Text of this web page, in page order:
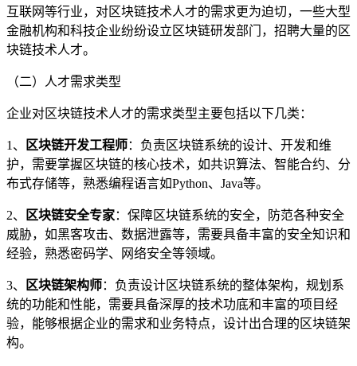
互联网等行业，对区块链技术人才的需求更为迫切，一些大型
金融机构和科技企业纷纷设立区块链研发部门，招聘大量的区
块链技术人才。
（二）人才需求类型
企业对区块链技术人才的需求类型主要包括以下几类：
1、 区块链开发工程师：负责区块链系统的设计、开发和维
护，需要掌握区块链的核心技术，如共识算法、智能合约、分
布式存储等，熟悉编程语言如Python、Java等。
2、 区块链安全专家：保障区块链系统的安全，防范各种安全
威胁，如黑客攻击、数据泄露等，需要具备丰富的安全知识和
经验，熟悉密码学、网络安全等领域。
3、 区块链架构师：负责设计区块链系统的整体架构，规划系
统的功能和性能，需要具备深厚的技术功底和丰富的项目经
验，能够根据企业的需求和业务特点，设计出合理的区块链架
构。